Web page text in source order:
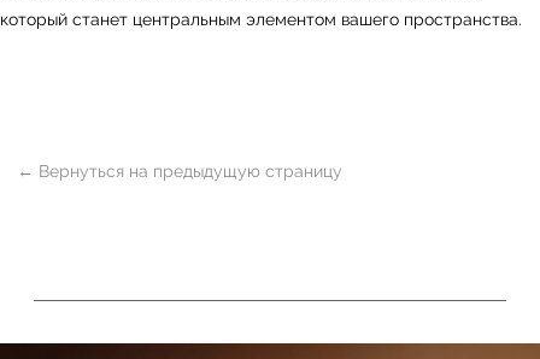
который станет центральным элементом вашего пространства.
Сантехника О нас
Мебель